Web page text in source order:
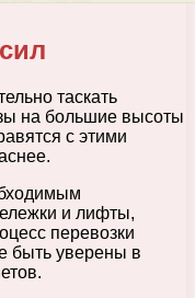
таскать
на большие высоты
с этими
и лифты,
перевозки
быть уверены в